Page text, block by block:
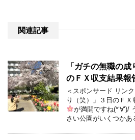
関連記事
「ガチの無職の
のＦＸ収支結果報
＜スポンサード リン
り（笑）」３日のＦ
が満開ですね(*‘∀‘)/
さい公園がいくつか